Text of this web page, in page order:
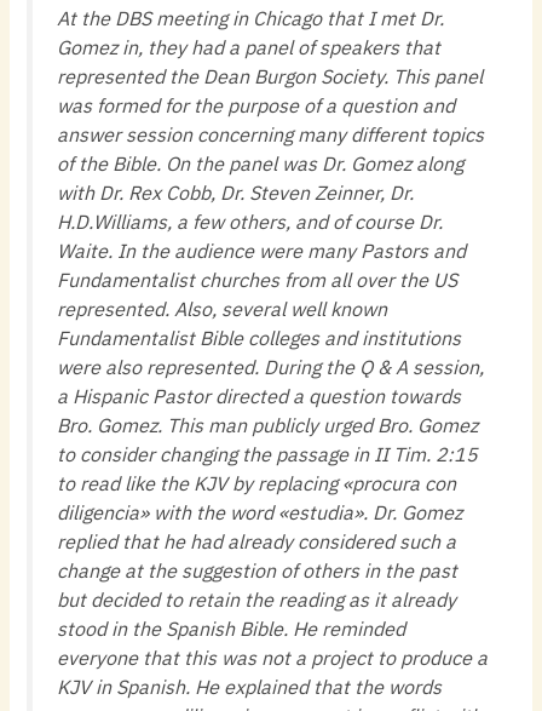
At the DBS meeting in Chicago that I met Dr.
Gomez in, they had a panel of speakers that
represented the Dean Burgon Society. This panel
was formed for the purpose of a question and
answer session concerning many different topics
of the Bible. On the panel was Dr. Gomez along
with Dr. Rex Cobb, Dr. Steven Zeinner, Dr.
H.D.Williams, a few others, and of course Dr.
Waite. In the audience were many Pastors and
Fundamentalist churches from all over the US
represented. Also, several well known
Fundamentalist Bible colleges and institutions
were also represented. During the Q & A session,
a Hispanic Pastor directed a question towards
Bro. Gomez. This man publicly urged Bro. Gomez
to consider changing the passage in II Tim. 2:15
to read like the KJV by replacing «procura con
diligencia» with the word «estudia». Dr. Gomez
replied that he had already considered such a
change at the suggestion of others in the past
but decided to retain the reading as it already
stood in the Spanish Bible. He reminded
everyone that this was not a project to produce a
KJV in Spanish. He explained that the words